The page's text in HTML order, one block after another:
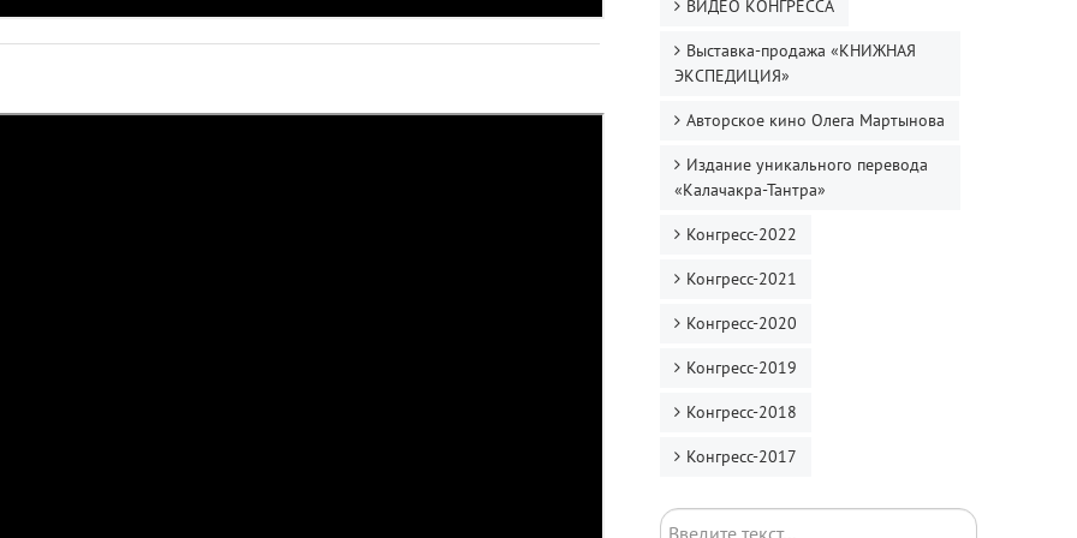
ВИДЕО КОНГРЕССА
Выставка-продажа «КНИЖНАЯ
ЭКСПЕДИЦИЯ»
Авторское кино Олега Мартынова
Издание уникального перевода
«Калачакра-Тантра»
Конгресс-2022
Конгресс-2021
Конгресс-2020
Конгресс-2019
Конгресс-2018
Конгресс-2017
Поиск